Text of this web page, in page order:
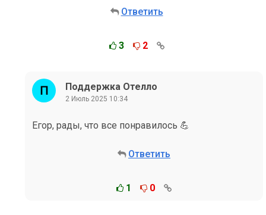
Ответить
3 2
Поддержка Отелло
2 Июль 2025 10:34
Егор, рады, что все понравилось 💪
Ответить
1 0